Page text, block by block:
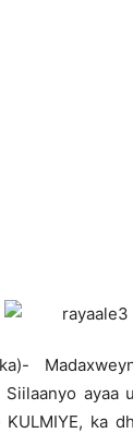
Siilaanyo ayaa
ka